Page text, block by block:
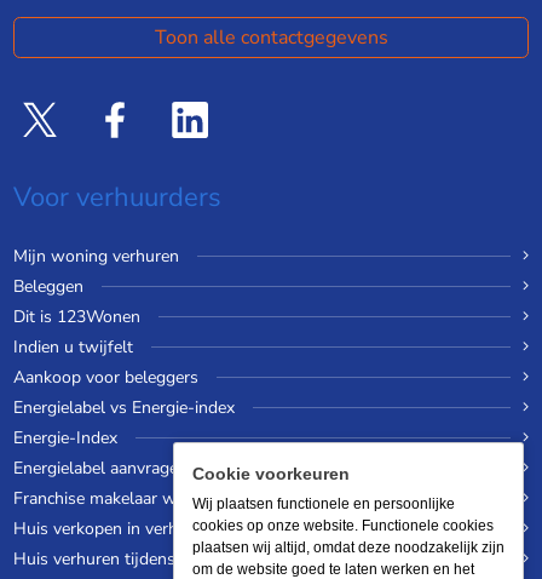
Toon alle contactgegevens
Voor verhuurders
Mijn woning verhuren
Beleggen
Dit is 123Wonen
Indien u twijfelt
Aankoop voor beleggers
Energielabel vs Energie-index
Energie-Index
Energielabel aanvragen
Franchise makelaar worden
Huis verkopen in verhuurde staat
Huis verhuren tijdens een wereldreis
Cookie voorkeuren
Wij plaatsen functionele en persoonlijke
cookies op onze website. Functionele cookies
plaatsen wij altijd, omdat deze noodzakelijk zijn
om de website goed te laten werken en het